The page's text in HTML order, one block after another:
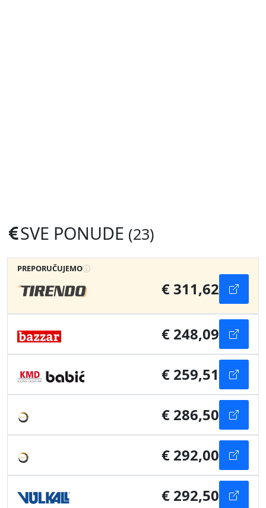
SVE PONUDE (23)
PREPORUČUJEMO
€ 311,62
€ 248,09
€ 259,51
€ 286,50
€ 292,00
€ 292,50